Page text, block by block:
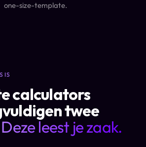
one-size-template.
IS
calculators
twee
Deze leest je zaak.